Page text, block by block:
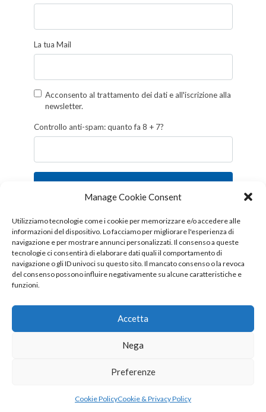
Manage Cookie Consent
Utilizziamo tecnologie come i cookie per memorizzare e/o accedere alle
informazioni del dispositivo. Lo facciamo per migliorare l'esperienza di
navigazione e per mostrare annunci personalizzati. Il consenso a queste
tecnologie ci consentirà di elaborare dati quali il comportamento di
navigazione o gli ID univoci su questo sito. Il mancato consenso o la revoca
del consenso possono influire negativamente su alcune caratteristiche e
funzioni.
Accetta
Nega
Preferenze
Cookie PolicyCookie & Privacy Policy
La tua Mail
Acconsento al trattamento dei dati e all'iscrizione alla
newsletter.
Controllo anti-spam: quanto fa 8 + 7?
Follow us!
COOKIE & PRIVACY POLICY